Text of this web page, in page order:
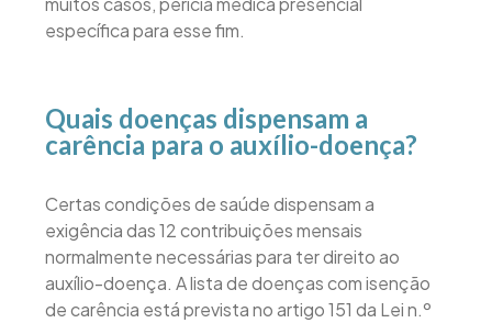
específica para esse fim.
Quais doenças dispensam a
carência para o auxílio-doença?
Certas condições de saúde dispensam a
exigência das 12 contribuições mensais
normalmente necessárias para ter direito ao
auxílio-doença. A lista de doenças com isenção
de carência está prevista no artigo 151 da Lei n.º